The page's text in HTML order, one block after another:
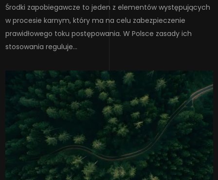
Środki zapobiegawcze to jeden z elementów występujących
w procesie karnym, który ma na celu zabezpieczenie
prawidłowego toku postępowania. W Polsce zasady ich
stosowania reguluje…